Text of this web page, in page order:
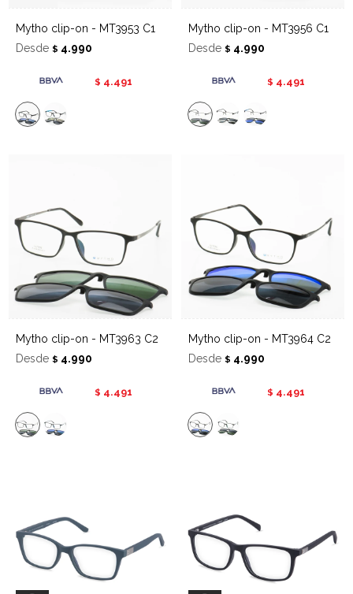
Mytho clip-on - MT3953 C1
Desde $ 4.990
$ 4.491
Mytho clip-on - MT3956 C1
Desde $ 4.990
$ 4.491
Mytho clip-on - MT3963 C2
Desde $ 4.990
$ 4.491
Mytho clip-on - MT3964 C2
Desde $ 4.990
$ 4.491